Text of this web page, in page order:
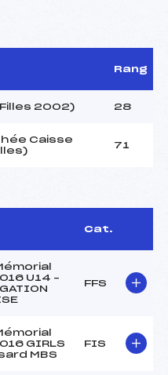
Rang
2002) 28
Caisse
71
Cat.
U14 –
FFS
GIRLS
MBS
FIS